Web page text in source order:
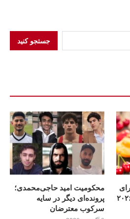
جستجو کنید
محکومیت امید حاجی‌محمدی؛
پرونده‌ای دیگر در سایه
سرکوب معترضان